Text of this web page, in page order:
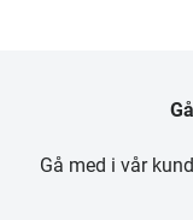
Gå med i vår